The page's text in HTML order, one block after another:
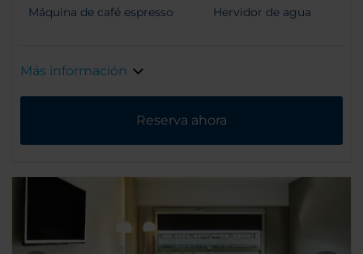
Máquina de café espresso Hervidor de agua
Más información
Reserva ahora